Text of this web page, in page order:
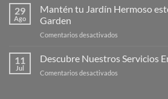
de
de
Verano
Plantas
29
Ago
Mantén tu Jardín Hermoso
Garden
Comentarios desactivados
tu
Jardín
11
Jul
Descubre Nuestros Servicios
Comentarios desactivados